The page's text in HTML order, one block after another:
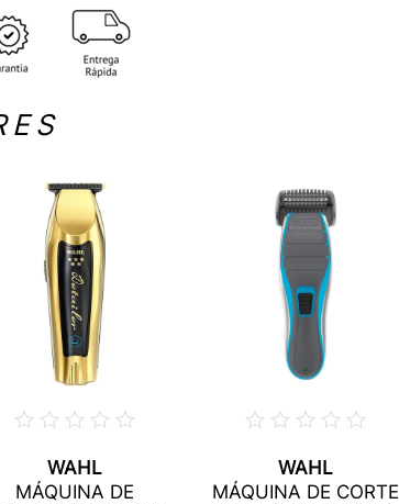
WAHL
MÁQUINA DE
WAHL
MÁQUINA DE CORTE